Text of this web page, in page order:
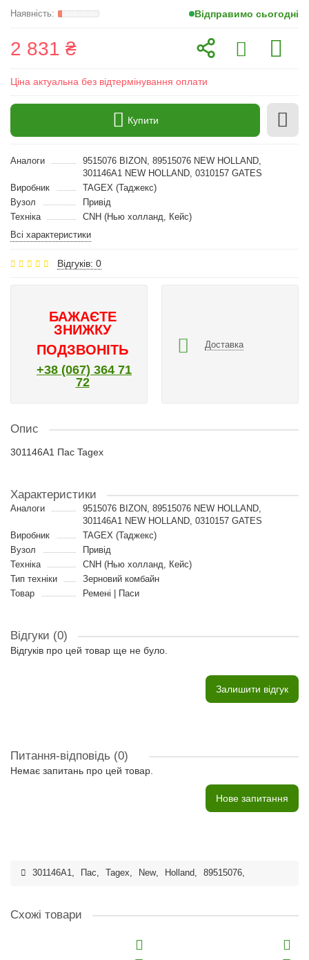
Відправимо сьогодні
2 831 ₴
Ціна актуальна без відтермінування оплати
Купити
Аналоги
9515076 BIZON, 89515076 NEW HOLLAND,
301146A1 NEW HOLLAND, 0310157 GATES
Виробник
TAGEX (Таджекс)
Вузол
Привід
Техніка
CNH (Нью холланд, Кейс)
Всі характеристики
Відгуків: 0
БАЖАЄТЕ
ЗНИЖКУ
ПОДЗВОНІТЬ
+38 (067) 364 71
72
Доставка
Опис
301146A1 Пас Tagex
Характеристики
Аналоги
9515076 BIZON, 89515076 NEW HOLLAND,
301146A1 NEW HOLLAND, 0310157 GATES
Виробник
TAGEX (Таджекс)
Вузол
Привід
Техніка
CNH (Нью холланд, Кейс)
Тип техніки
Зерновий комбайн
Товар
Ремені | Паси
Відгуки (0)
Відгуків про цей товар ще не було.
Залишити відгук
Питання-відповідь (0)
Немає запитань про цей товар.
Нове запитання
301146A1, Пас, Tagex, New, Holland, 89515076,
Схожі товари